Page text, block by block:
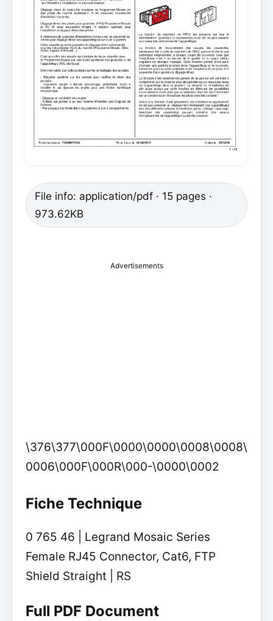
File info: application/pdf · 15 pages ·
973.62KB
Advertisements
\376\377\000F\0000\0000\0008\0008\
0006\000F\000R\000-\0000\0002
Fiche Technique
0 765 46 | Legrand Mosaic Series
Female RJ45 Connector, Cat6, FTP
Shield Straight | RS
Full PDF Document